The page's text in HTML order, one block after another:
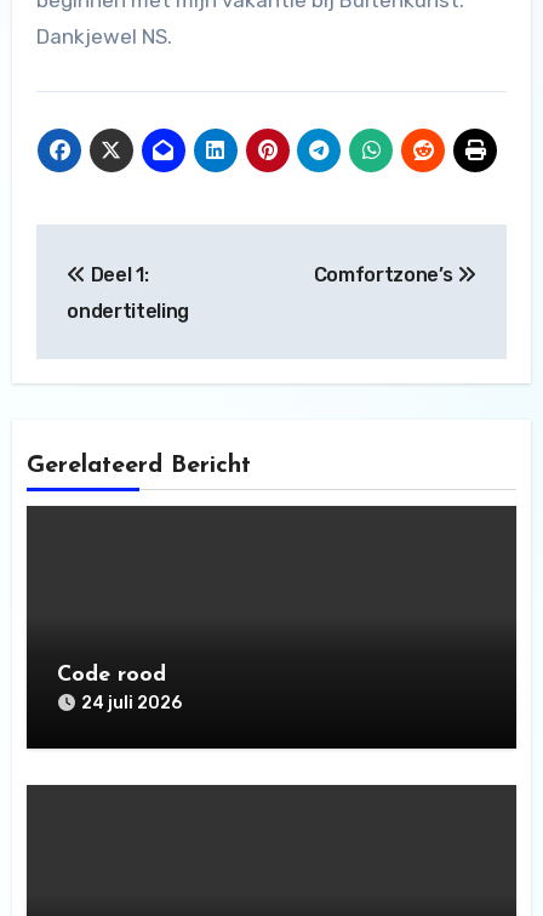
Dankjewel NS.
navigatie
Deel 1:
ondertiteling
Comfortzone’s
Gerelateerd Bericht
Code rood
24 juli 2026